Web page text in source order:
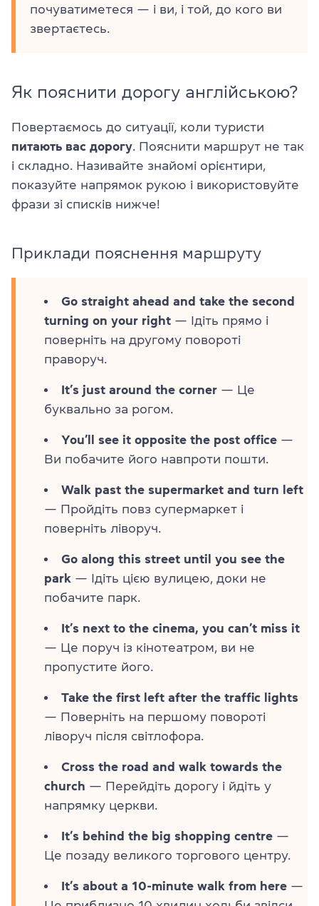
почуватиметеся — і ви, і той, до кого ви
звертаєтесь.
Як пояснити дорогу англійською?
Повертаємось до ситуації, коли туристи
питають вас дорогу. Пояснити маршрут не так
і складно. Називайте знайомі орієнтири,
показуйте напрямок рукою і використовуйте
фрази зі списків нижче!
Приклади пояснення маршруту
Go straight ahead and take the second
turning on your right — Ідіть прямо і
поверніть на другому повороті
праворуч.
It’s just around the corner — Це
буквально за рогом.
You’ll see it opposite the post office —
Ви побачите його навпроти пошти.
Walk past the supermarket and turn left
— Пройдіть повз супермаркет і
поверніть ліворуч.
Go along this street until you see the
park — Ідіть цією вулицею, доки не
побачите парк.
It’s next to the cinema, you can’t miss it
— Це поруч із кінотеатром, ви не
пропустите його.
Take the first left after the traffic lights
— Поверніть на першому повороті
ліворуч після світлофора.
Cross the road and walk towards the
church — Перейдіть дорогу і йдіть у
напрямку церкви.
It’s behind the big shopping centre —
Це позаду великого торгового центру.
It’s about a 10-minute walk from here —